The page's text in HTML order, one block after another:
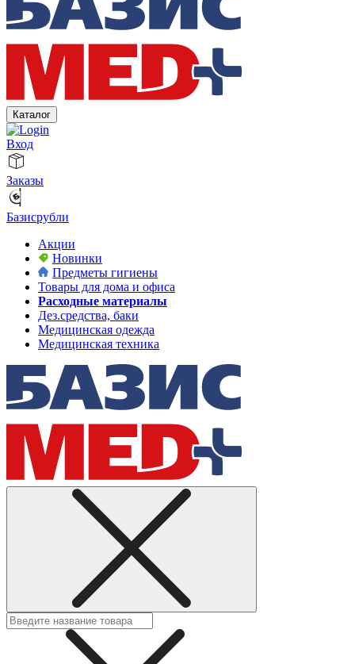
Каталог
Вход
Заказы
Базисрубли
Акции
Новинки
Предметы гигиены
Товары для дома и офиса
Расходные материалы
Дез.средства, баки
Медицинская одежда
Медицинская техника